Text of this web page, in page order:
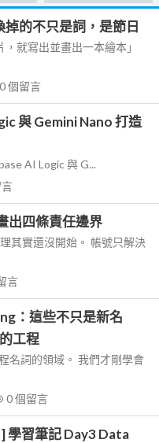
的不只是詞，是節日
就寫出並畫出一本繪本」
0個留言
與 Gemini Nano 打造
AI Logic 與 G...
出四條責任邊界
其實還沒開始。 帳號只解決
言
：這些不只是新名
工程
名詞的領域。 我們才剛學會
0個留言
學習筆記 Day3 Data